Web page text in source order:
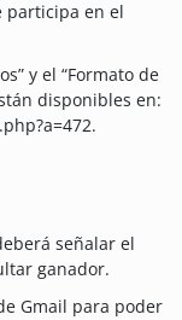
participa en el
y el “Formato de
disponibles en:
señalar el
ganador.
Gmail para poder